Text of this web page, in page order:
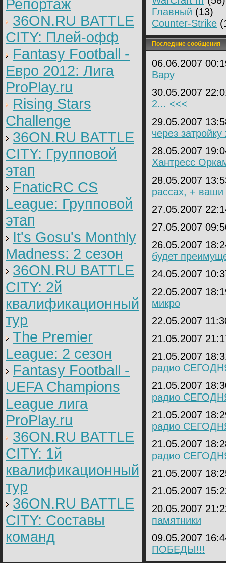
Репортаж
36ON.RU BATTLE
CITY: Плей-офф
Fantasy Football -
Евро 2012: Лига
ProPlay.ru
Rising Stars
Challenge
36ON.RU BATTLE
CITY: Групповой
этап
FnaticRC CS
League: Групповой
этап
It's Gosu's Monthly
Madness: 2 сезон
36ON.RU BATTLE
CITY: 2й
квалификационный
тур
The Premier
League: 2 cезон
Fantasy Football -
UEFA Champions
League лига
ProPlay.ru
36ON.RU BATTLE
CITY: 1й
квалификационный
тур
36ON.RU BATTLE
CITY: Составы
команд
Главный (13)
Counter-Strike
Последние сообщения
06.06.2007
Вару
30.05.2007
2... <<<
29.05.2007
через
28.05.2007
Хантресс
28.05.2007
рассах, +
27.05.2007
27.05.2007
26.05.2007
будет
24.05.2007
22.05.2007
микро
22.05.2007
21.05.2007
21.05.2007
радио
21.05.2007
радио
21.05.2007
радио
21.05.2007
радио
21.05.2007
21.05.2007
20.05.2007
памятники
09.05.2007
ПОБЕДЫ!!!